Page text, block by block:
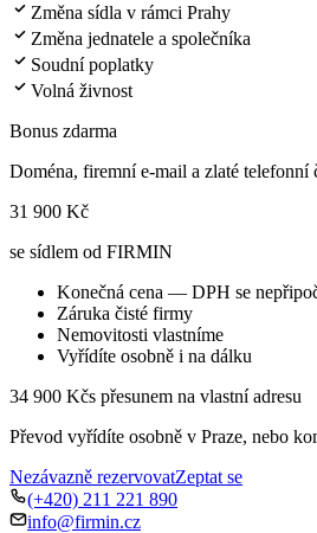
Změna sídla v rámci Prahy
Změna jednatele a společníka
Soudní poplatky
Volná živnost
Bonus zdarma
Doména, firemní e-mail a zlaté telefonní
31 900 Kč
se sídlem od FIRMIN
Konečná cena — DPH se
Záruka čisté firmy
Nemovitosti vlastníme
Vyřídíte osobně i na dálku
34 900 Kčs přesunem na vlastní adresu
Převod vyřídíte osobně v Praze, nebo
Nezávazně rezervovatZeptat se
(+420) 211 221 890
info@firmin.cz